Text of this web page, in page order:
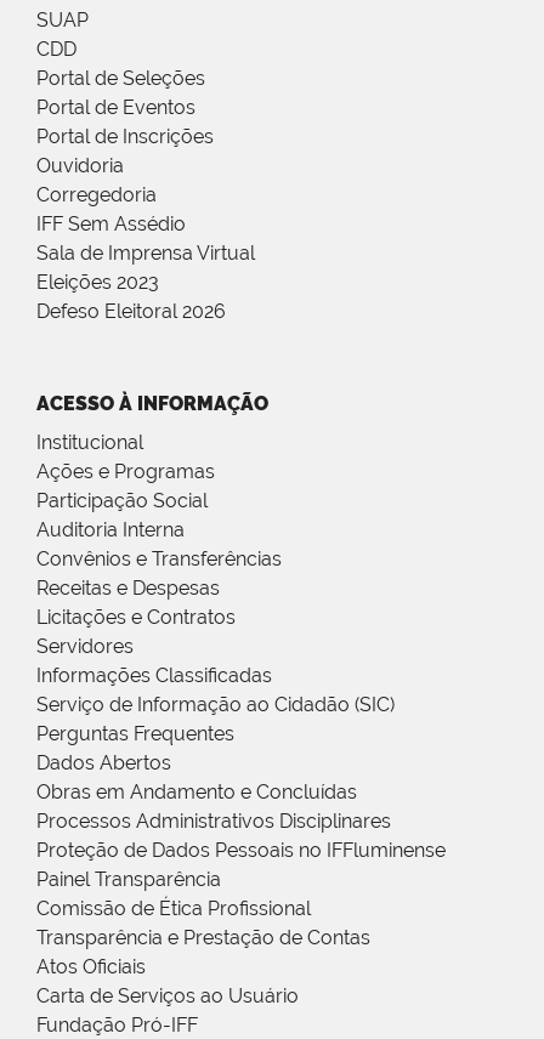
SUAP
CDD
Portal de Seleções
Portal de Eventos
Portal de Inscrições
Ouvidoria
Corregedoria
IFF Sem Assédio
Sala de Imprensa Virtual
Eleições 2023
Defeso Eleitoral 2026
ACESSO À INFORMAÇÃO
Institucional
Ações e Programas
Participação Social
Auditoria Interna
Convênios e Transferências
Receitas e Despesas
Licitações e Contratos
Servidores
Informações Classificadas
Serviço de Informação ao Cidadão (SIC)
Perguntas Frequentes
Dados Abertos
Obras em Andamento e Concluídas
Processos Administrativos Disciplinares
Proteção de Dados Pessoais no IFFluminense
Painel Transparência
Comissão de Ética Profissional
Transparência e Prestação de Contas
Atos Oficiais
Carta de Serviços ao Usuário
Fundação Pró-IFF